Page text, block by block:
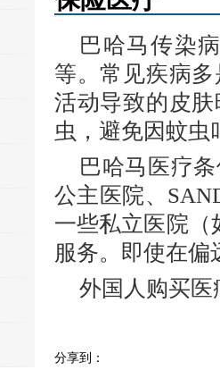
巴哈马传染
等。常见疾病
活动导致的皮
虫，避免因蚊虫
巴哈马医疗
公主医院、
一些私立医院（
服务。即使在偏
外国人购买
分享到：